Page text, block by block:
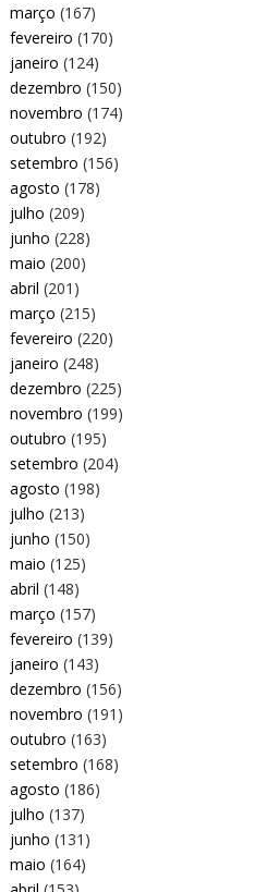
março (167)
fevereiro (170)
janeiro (124)
dezembro (150)
novembro (174)
outubro (192)
setembro (156)
agosto (178)
julho (209)
junho (228)
maio (200)
abril (201)
março (215)
fevereiro (220)
janeiro (248)
dezembro (225)
novembro (199)
outubro (195)
setembro (204)
agosto (198)
julho (213)
junho (150)
maio (125)
abril (148)
março (157)
fevereiro (139)
janeiro (143)
dezembro (156)
novembro (191)
outubro (163)
setembro (168)
agosto (186)
julho (137)
junho (131)
maio (164)